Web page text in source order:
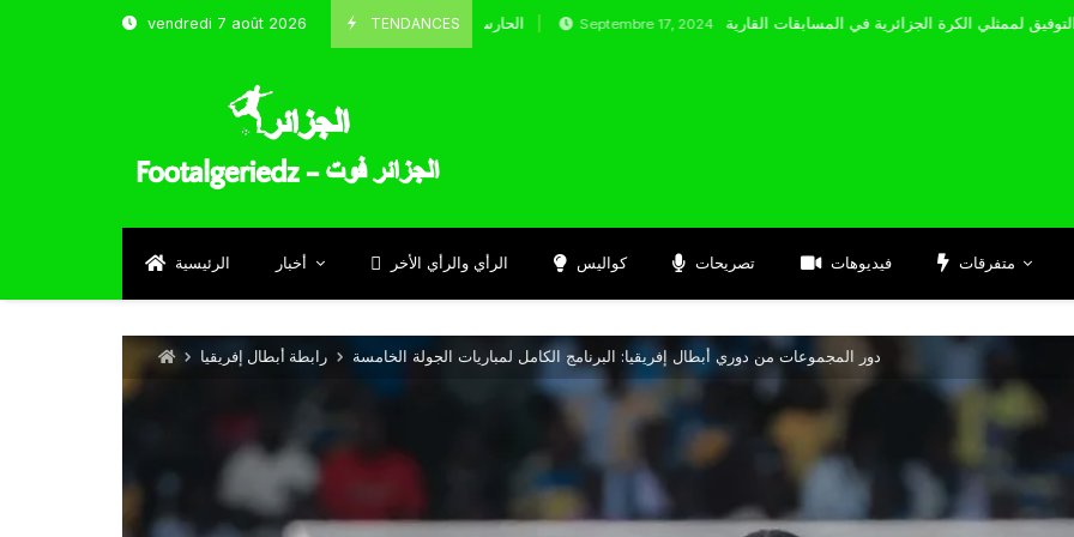
vendredi 7 août 2026 TENDANCES
الحارس بوحلفاية يتحدث عن طموحاته مع المنتخب و شباب Septembre 17, 2024
الرئيسية أخبار الرأي والرأي الأخر كواليس تصريحات فيديوهات متفرقات
رابطة أبطال إفريقيا دور المجموعات من دوري أبطال إفريقيا: البرنامج الكامل لمباريات الجولة الخامسة